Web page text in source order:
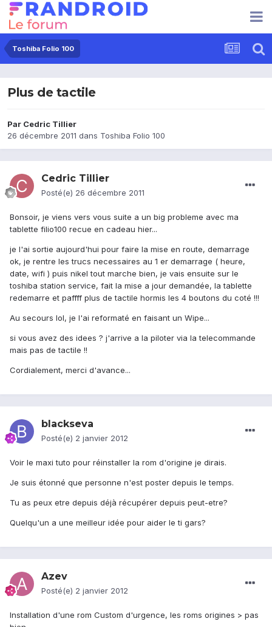
Toshiba Folio 100
Plus de tactile
Par Cedric Tillier
26 décembre 2011 dans Toshiba Folio 100
Cedric Tillier
Posté(e) 26 décembre 2011
Bonsoir, je viens vers vous suite a un big probleme avec ma
tablette filio100 recue en cadeau hier...
je l'ai sortie aujourd'hui pour faire la mise en route, demarrage
ok, je rentre les trucs necessaires au 1 er demarrage ( heure,
date, wifi ) puis nikel tout marche bien, je vais ensuite sur le
toshiba station service, fait la mise a jour demandée, la tablette
redemarre et paffff plus de tactile hormis les 4 boutons du coté !!!
Au secours lol, je l'ai reformaté en faisant un Wipe...
si vous avez des idees ? j'arrive a la piloter via la telecommande
mais pas de tactile !!
Cordialement, merci d'avance...
blackseva
Posté(e) 2 janvier 2012
Voir le maxi tuto pour réinstaller la rom d'origine je dirais.
Je suis étonné que personne n'est poster depuis le temps.
Tu as peux etre depuis déjà récupérer depuis peut-etre?
Quelqu'un a une meilleur idée pour aider le ti gars?
Azev
Posté(e) 2 janvier 2012
Installation d'une rom Custom d'urgence, les roms origines > pas